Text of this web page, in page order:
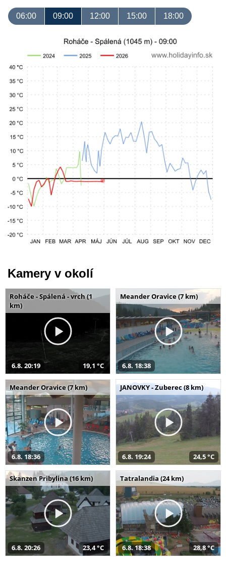
06:00 09:00 12:00 15:00 18:00
Kamery v okolí
Roháče - Spálená - vrch (1
km)
6.8. 20:19 19,1 °C
Meander Oravice (7 km)
6.8. 18:38
Meander Oravice (7 km)
6.8. 18:36
JANOVKY - Zuberec (8 km)
6.8. 19:24 24,5 °C
Skanzen Pribylina (16 km)
6.8. 20:26 23,4 °C
Tatralandia (24 km)
6.8. 18:38 28,8 °C